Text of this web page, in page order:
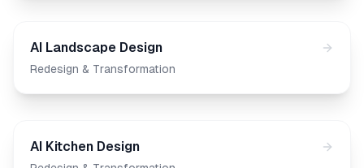
AI Landscape Design
Redesign & Transformation
AI Kitchen Design